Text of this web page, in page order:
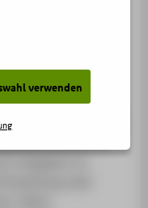
in die Hand
vermittelt
leitende
oder Manager sind
Aufgaben im
verwenden